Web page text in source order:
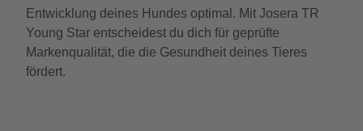
Entwicklung deines Hundes optimal. Mit Josera TR
Young Star entscheidest du dich für geprüfte
Markenqualität, die die Gesundheit deines Tieres
fördert.